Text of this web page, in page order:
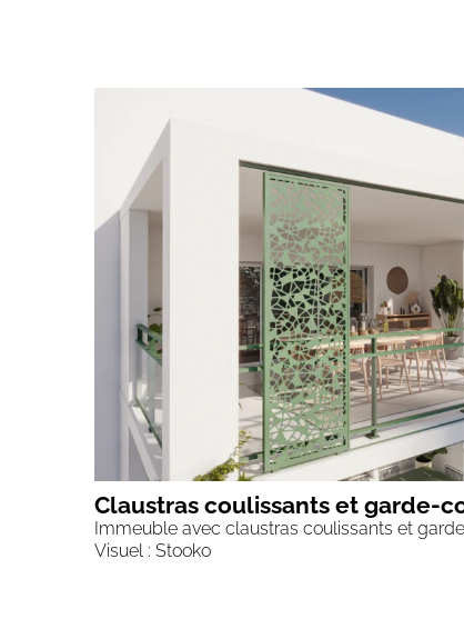
Claustras coulissants et garde-
Immeuble avec claustras coulissants et
Visuel : Stooko